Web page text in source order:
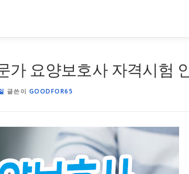
가 요양보호사 자격시험
글쓴이 GOODFOR65